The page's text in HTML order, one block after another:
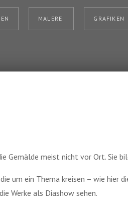
MALEREI GRAFIKEN
Gemälde meist nicht vor Ort. Sie
um ein Thema kreisen – wie hier
Werke als Diashow sehen.